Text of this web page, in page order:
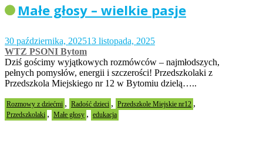
Małe głosy – wielkie pasje
30 października, 202513 listopada, 2025
WTZ PSONI Bytom
Dziś gościmy wyjątkowych rozmówców – najmłodszych,
pełnych pomysłów, energii i szczerości! Przedszkolaki z
Przedszkola Miejskiego nr 12 w Bytomiu dzielą…..
Rozmowy z dziećmi , Radość dzieci , Przedszkole Miejskie nr12 ,
Przedszkolaki , Małe głosy , edukacja